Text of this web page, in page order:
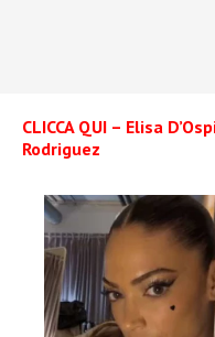
CLICCA QUI – Elisa
Rodriguez